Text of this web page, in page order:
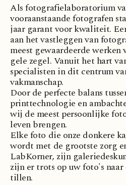
Als fotografielaboratorium
vooraanstaande fotografen
jaar garant voor kwaliteit.
aan het vastleggen van
meest gewaardeerde
gele zegel. Vanuit het hart
specialisten in dit centrum
vakmanschap.
Door de perfecte balans
printtechnologie en
wij de meest persoonlijke
leven brengen.
Elke foto die onze donkere
wordt met de grootste zorg
LabKorner, zijn
zijn er trots op uw foto's naar
tillen.